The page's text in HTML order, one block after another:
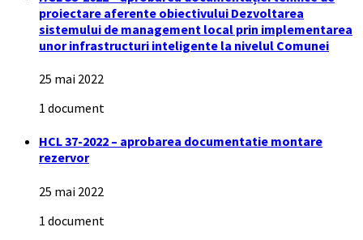
proiectare aferente obiectivului Dezvoltarea
sistemului de management local prin implementarea
unor infrastructuri inteligente la nivelul Comunei
25 mai 2022
1 document
HCL 37-2022 – aprobarea documentatie montare
rezervor
25 mai 2022
1 document